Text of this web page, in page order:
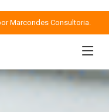
Marcondes Consultoria.